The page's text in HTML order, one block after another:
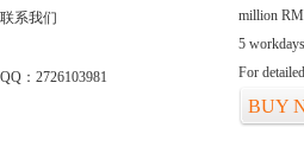
联系我们
QQ：2726103981
million
5
For
BUY